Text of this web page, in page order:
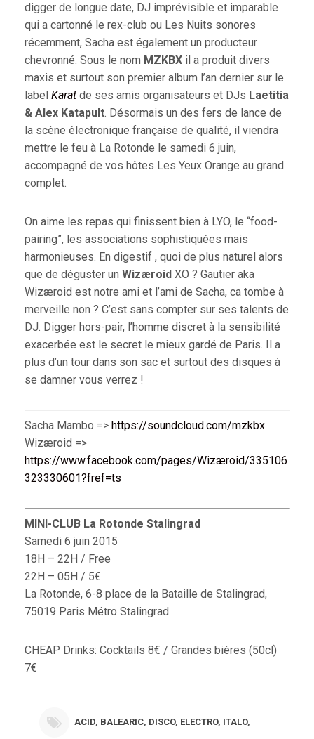
digger de longue date, DJ imprévisible et imparable
qui a cartonné le rex-club ou Les Nuits sonores
récemment, Sacha est également un producteur
chevronné. Sous le nom MZKBXil a produit divers
maxis et surtout son premier album l’an dernier sur le
label Karatde ses amis organisateurs et DJs Laetitia
& Alex Katapult. Désormais un des fers de lance de
la scène électronique française de qualité, il viendra
mettre le feu à La Rotonde le samedi 6 juin,
accompagné de vos hôtes Les Yeux Orange au grand
complet.
On aime les repas qui finissent bien à LYO, le “food-
pairing”, les associations sophistiquées mais
harmonieuses. En digestif , quoi de plus naturel alors
que de déguster un Wizæroid XO ? Gautier aka
Wizæroid est notre ami et l’ami de Sacha, ca tombe à
merveille non ? C’est sans compter sur ses talents de
DJ. Digger hors-pair, l’homme discret à la sensibilité
exacerbée est le secret le mieux gardé de Paris. Il a
plus d’un tour dans son sac et surtout des disques à
se damner vous verrez !
Sacha Mambo => https://soundcloud.com/mzkbx
Wizæroid =>
https://www.facebook.com/pages/Wizæroid/335106
323330601?fref=ts
MINI-CLUB La Rotonde Stalingrad
Samedi 6 juin 2015
18H – 22H / Free
22H – 05H / 5€
La Rotonde, 6-8 place de la Bataille de Stalingrad,
75019 Paris Métro Stalingrad
CHEAP Drinks: Cocktails 8€ / Grandes bières (50cl)
7€
ACID, BALEARIC, DISCO, ELECTRO, ITALO,